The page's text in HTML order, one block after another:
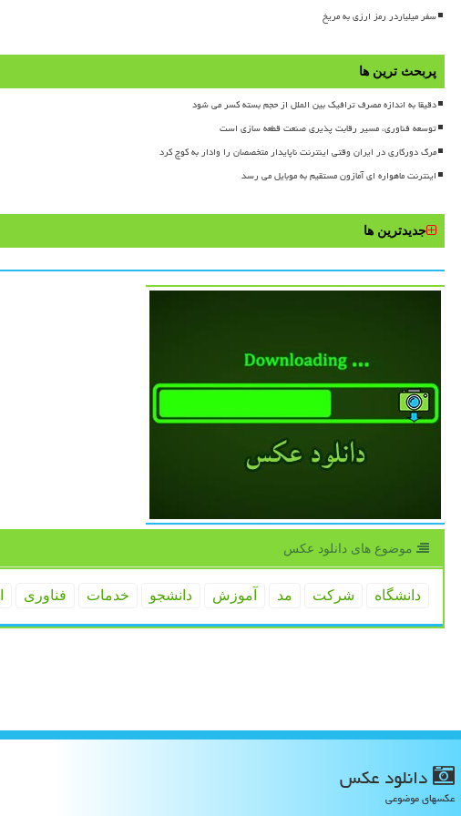
سفر میلیاردر رمز ارزی به مریخ
پربحث ترین ها
دقیقا به اندازه مصرف ترافیک بین الملل از حجم بسته کسر می شود
توسعه فناوری، مسیر رقابت پذیری صنعت قطعه سازی است
مرگ دورکاری در ایران وقتی اینترنت ناپایدار متخصصان را وادار به کوچ کرد
اینترنت ماهواره ای آمازون مستقیم به موبایل می رسد
جدیدترین ها
موضوع های دانلود عكس
دانشگاه شركت مد آموزش دانشجو خدمات فناوری
دانلود عكس
عکسهای موضوعی